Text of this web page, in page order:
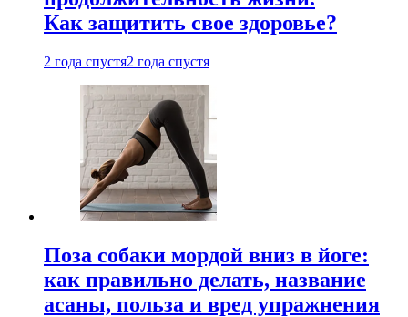
Как защитить свое здоровье?
2 года спустя2 года спустя
Поза собаки мордой вниз в йоге:
как правильно делать, название
асаны, польза и вред упражнения